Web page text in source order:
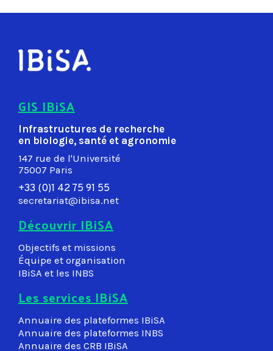
GIS IBiSA
Infrastructures de recherche
en biologie, santé et agronomie
147 rue de l'Université
75007 Paris
+33 (0)1 42 75 91 55
secretariat@ibisa.net
Découvrir IBiSA
Objectifs et missions
Équipe et organisation
IBiSA et les INBS
Les services IBiSA
Annuaire des plateformes IBiSA
Annuaire des plateformes INBS
Annuaire des CRB IBiSA